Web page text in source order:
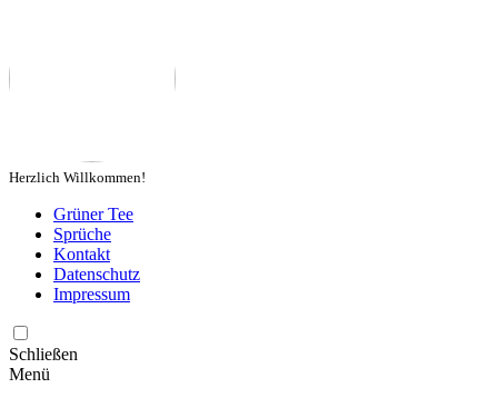
Herzlich Willkommen!
Grüner Tee
Sprüche
Kontakt
Datenschutz
Impressum
Schließen
Menü